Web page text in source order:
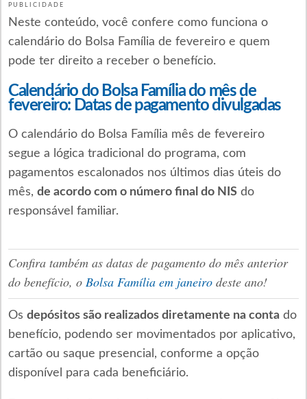
PUBLICIDADE
Neste conteúdo, você confere como funciona o
calendário do Bolsa Família de fevereiro e quem
pode ter direito a receber o benefício.
Calendário do Bolsa Família do mês de
fevereiro: Datas de pagamento divulgadas
O calendário do Bolsa Família mês de fevereiro
segue a lógica tradicional do programa, com
pagamentos escalonados nos últimos dias úteis do
mês, de acordo com o número final do NISdo
responsável familiar.
Confira também as datas de pagamento do mês anterior
do benefício, o Bolsa Família em janeirodeste ano!
Os depósitos são realizados diretamente na contado
benefício, podendo ser movimentados por aplicativo,
cartão ou saque presencial, conforme a opção
disponível para cada beneficiário.